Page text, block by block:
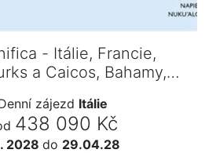
- Itálie, Francie,
a Caicos, Bahamy,…
zájezd Itálie
438 090 Kč
2028 do 29.04.28